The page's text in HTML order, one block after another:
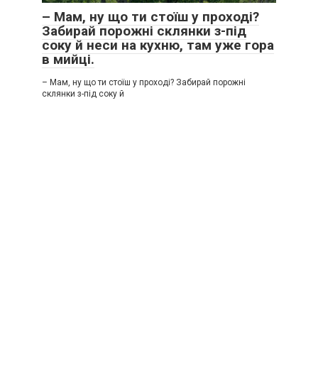
– Мам, ну що ти стоїш у проході?
Забирай порожні склянки з-під
соку й неси на кухню, там уже гора
в мийці.
– Мам, ну що ти стоїш у проході? Забирай порожні
склянки з-під соку й